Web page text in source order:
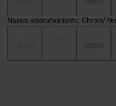
Nazwa wzoru/wariantu: Chrom/